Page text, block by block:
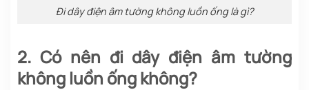
Đi dây điện âm tường không luồn ống là gì?
2. Có nên đi dây điện âm tường
không luồn ống không?